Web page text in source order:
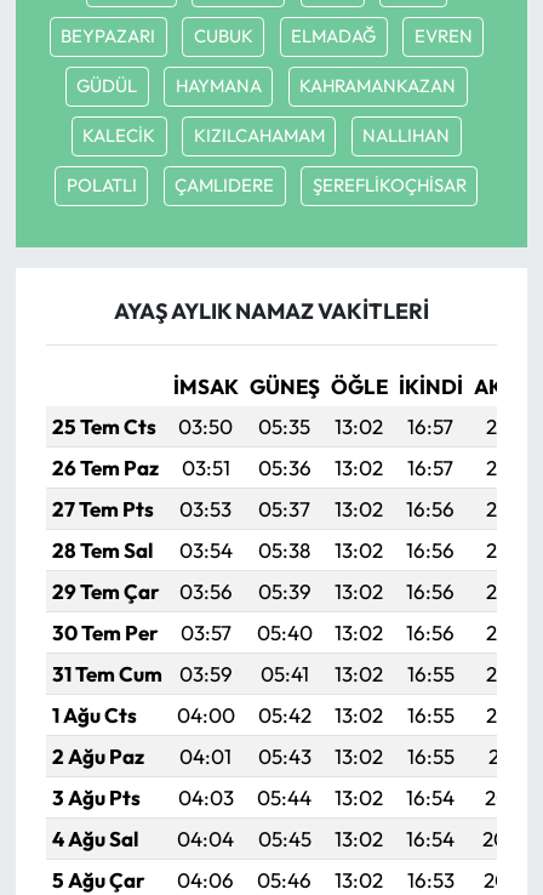
BEYPAZARI CUBUK ELMADAĞ EVREN
GÜDÜL HAYMANA KAHRAMANKAZAN
KALECİK KIZILCAHAMAM NALLIHAN
POLATLI ÇAMLIDERE ŞEREFLİKOÇHİSAR
AYAŞ AYLIK NAMAZ VAKITLERI
İMSAK GÜNEŞ ÖĞLE İKINDI
25 Tem Cts
03:50 05:35 13:02 16:57
20:19
26 Tem Paz
03:51 05:36 13:02 16:57
20:18
27 Tem Pts
03:53 05:37 13:02 16:56
20:17
28 Tem Sal
03:54 05:38 13:02 16:56
20:16
29 Tem Çar
03:56 05:39 13:02 16:56
20:15
30 Tem Per
03:57 05:40 13:02 16:56
20:14
31 Tem Cum
03:59 05:41 13:02 16:55
20:13
1 Ağu Cts
04:00 05:42 13:02 16:55
20:12
2 Ağu Paz
04:01 05:43 13:02 16:55
20:11
3 Ağu Pts
04:03 05:44 13:02 16:54
20:10
4 Ağu Sal
04:04 05:45 13:02 16:54
20:09
5 Ağu Çar
04:06 05:46 13:02 16:53
20:08